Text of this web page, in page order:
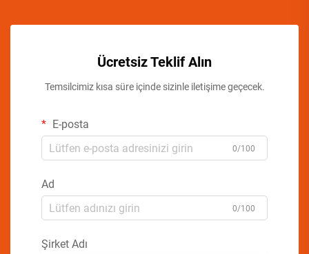
Ücretsiz Teklif Alın
Temsilcimiz kısa süre içinde sizinle iletişime geçecek.
E-posta
0/100
Ad
0/100
Şirket Adı